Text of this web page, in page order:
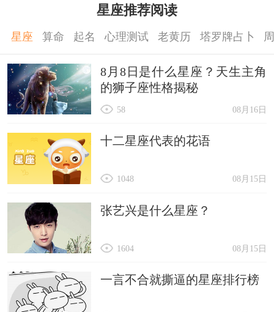
星座推荐阅读
星座 算命 起名 心理测试 老黄历 塔罗牌占卜
8月8日是什么星座？天生主角
的狮子座性格揭秘
08月16日
58
十二星座代表的花语
08月15日
1048
张艺兴是什么星座？
08月15日
1604
一言不合就撕逼的星座排行榜